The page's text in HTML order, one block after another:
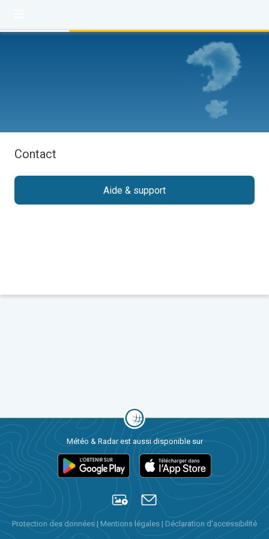
Contact
Aide & support
Météo & Radar est aussi disponible sur
Protection des données| Mentions légales | Déclaration d'accessibilité